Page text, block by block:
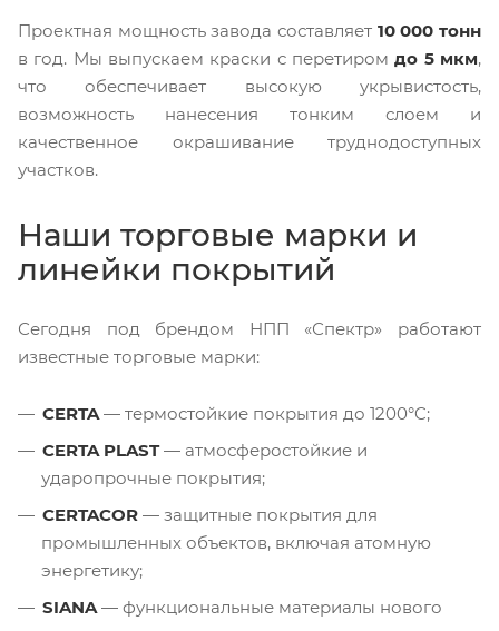
Проектная мощность завода составляет 10 000 тонн
в год. Мы выпускаем краски с перетиромдо 5 мкм,
что обеспечивает высокую укрывистость,
возможность нанесения тонким слоем и
качественное окрашивание труднодоступных
участков.
Наши торговые марки и
линейки покрытий
Сегодня под брендом НПП «Спектр» работают
известные торговые марки:
CERTA— термостойкие покрытия до 1200°C;
CERTA PLAST— атмосферостойкие и
ударопрочные покрытия;
CERTACOR — защитные покрытия для
промышленных объектов, включая атомную
энергетику;
SIANA— функциональные материалы нового